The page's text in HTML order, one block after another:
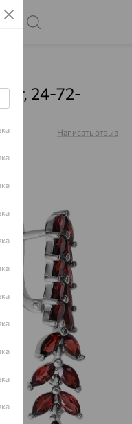
24-72-
Написать отзыв